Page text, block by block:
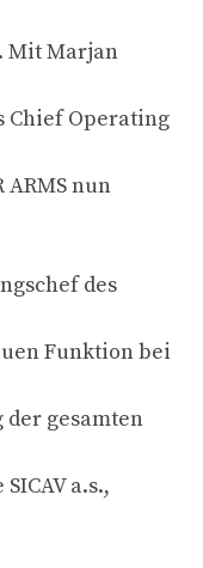
Mit Marjan
Chief Operating
ARMS nun
des
Funktion bei
gesamten
a.s.,